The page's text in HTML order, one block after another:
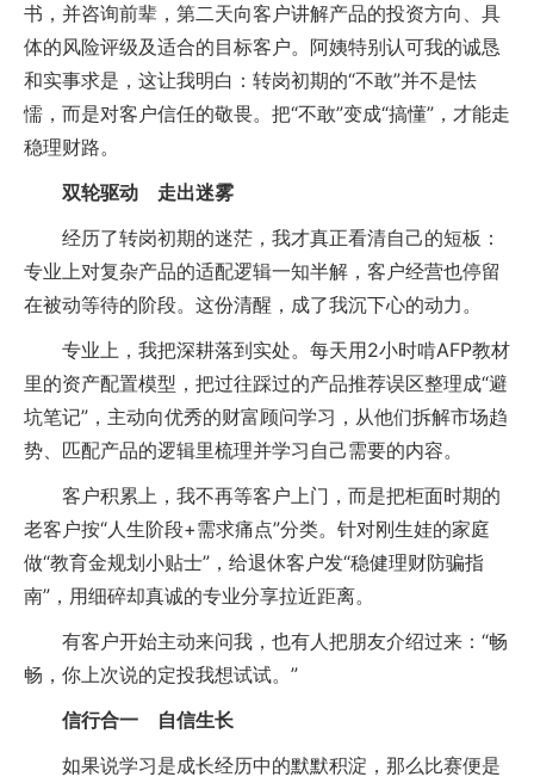
书，并咨询前辈，第二天向客户讲解产品的投资方向、具
体的风险评级及适合的目标客户。阿姨特别认可我的诚恳
和实事求是，这让我明白：转岗初期的“不敢”并不是怯
懦，而是对客户信任的敬畏。把“不敢”变成“搞懂”，才能走
稳理财路。
双轮驱动 走出迷雾
经历了转岗初期的迷茫，我才真正看清自己的短板：
专业上对复杂产品的适配逻辑一知半解，客户经营也停留
在被动等待的阶段。这份清醒，成了我沉下心的动力。
专业上，我把深耕落到实处。每天用2小时啃AFP教材
里的资产配置模型，把过往踩过的产品推荐误区整理成“避
坑笔记”，主动向优秀的财富顾问学习，从他们拆解市场趋
势、匹配产品的逻辑里梳理并学习自己需要的内容。
客户积累上，我不再等客户上门，而是把柜面时期的
老客户按“人生阶段+需求痛点”分类。针对刚生娃的家庭
做“教育金规划小贴士”，给退休客户发“稳健理财防骗指
南”，用细碎却真诚的专业分享拉近距离。
有客户开始主动来问我，也有人把朋友介绍过来：“畅
畅，你上次说的定投我想试试。”
信行合一 自信生长
如果说学习是成长经历中的默默积淀，那么比赛便是